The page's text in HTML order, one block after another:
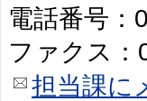
電話番号：
ファクス：
担当課に